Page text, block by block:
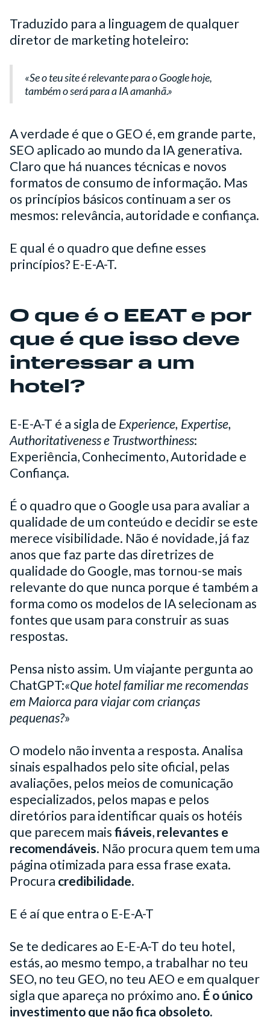
Traduzido para a linguagem de qualquer
diretor de marketing hoteleiro:
«Se o teu site é relevante para o Google hoje,
também o será para a IA amanhã.»
A verdade é que o GEO é, em grande parte,
SEO aplicado ao mundo da IA generativa.
Claro que há nuances técnicas e novos
formatos de consumo de informação. Mas
os princípios básicos continuam a ser os
mesmos: relevância, autoridade e confiança.
E qual é o quadro que define esses
princípios? E-E-A-T.
O que é o EEAT e por
que é que isso deve
interessar a um
hotel?
E-E-A-T é a sigla de Experience, Expertise,
Authoritativeness e Trustworthiness:
Experiência, Conhecimento, Autoridade e
Confiança.
É o quadro que o Google usa para avaliar a
qualidade de um conteúdo e decidir se este
merece visibilidade. Não é novidade, já faz
anos que faz parte das diretrizes de
qualidade do Google, mas tornou-se mais
relevante do que nunca porque é também a
forma como os modelos de IA selecionam as
fontes que usam para construir as suas
respostas.
Pensa nisto assim. Um viajante pergunta ao
ChatGPT:«Que hotel familiar me recomendas
em Maiorca para viajar com crianças
pequenas?»
O modelo não inventa a resposta. Analisa
sinais espalhados pelo site oficial, pelas
avaliações, pelos meios de comunicação
especializados, pelos mapas e pelos
diretórios para identificar quais os hotéis
que parecem maisfiáveis,relevantes e
recomendáveis. Não procura quem tem uma
página otimizada para essa frase exata.
Procura credibilidade.
E é aí que entra o E-E-A-T
Se te dedicares ao E-E-A-T do teu hotel,
estás, ao mesmo tempo, a trabalhar no teu
SEO, no teu GEO, no teu AEO e em qualquer
sigla que apareça no próximo ano. É o único
investimento que não fica obsoleto.